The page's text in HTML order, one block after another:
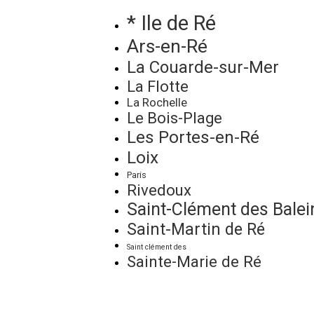
* Ile de Ré
Ars-en-Ré
La Couarde-sur-Mer
La Flotte
La Rochelle
Le Bois-Plage
Les Portes-en-Ré
Loix
Paris
Rivedoux
Saint-Clément des
Saint-Martin de Ré
Saint clément des
Sainte-Marie de Ré